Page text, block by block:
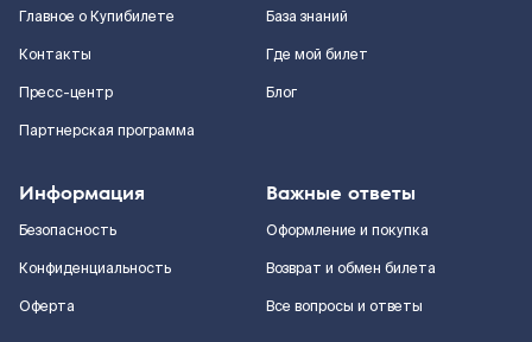
Главное о Купибилете
Контакты
Пресс-центр
Партнерская программа
База знаний
Где мой билет
Блог
Информация
Безопасность
Конфиденциальность
Оферта
Важные ответы
Оформление и покупка
Возврат и обмен билета
Все вопросы и ответы